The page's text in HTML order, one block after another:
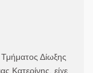
Δίωξης
Κατερίνης, είχε